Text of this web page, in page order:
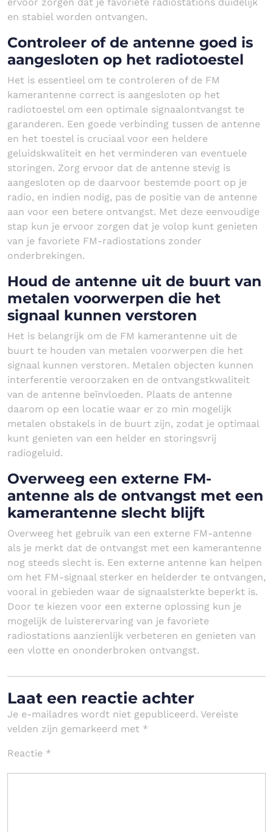
en stabiel worden ontvangen.
Controleer of de antenne goed is
aangesloten op het radiotoestel
Het is essentieel om te controleren of de FM
kamerantenne correct is aangesloten op het
radiotoestel om een optimale signaalontvangst te
garanderen. Een goede verbinding tussen de antenne
en het toestel is cruciaal voor een heldere
geluidskwaliteit en het verminderen van eventuele
storingen. Zorg ervoor dat de antenne stevig is
aangesloten op de daarvoor bestemde poort op je
radio, en indien nodig, pas de positie van de antenne
aan voor een betere ontvangst. Met deze eenvoudige
stap kun je ervoor zorgen dat je volop kunt genieten
van je favoriete FM-radiostations zonder
onderbrekingen.
Houd de antenne uit de buurt van
metalen voorwerpen die het
signaal kunnen verstoren
Het is belangrijk om de FM kamerantenne uit de
buurt te houden van metalen voorwerpen die het
signaal kunnen verstoren. Metalen objecten kunnen
interferentie veroorzaken en de ontvangstkwaliteit
van de antenne beïnvloeden. Plaats de antenne
daarom op een locatie waar er zo min mogelijk
metalen obstakels in de buurt zijn, zodat je optimaal
kunt genieten van een helder en storingsvrij
radiogeluid.
Overweeg een externe FM-
antenne als de ontvangst met een
kamerantenne slecht blijft
Overweeg het gebruik van een externe FM-antenne
als je merkt dat de ontvangst met een kamerantenne
nog steeds slecht is. Een externe antenne kan helpen
om het FM-signaal sterker en helderder te ontvangen,
vooral in gebieden waar de signaalsterkte beperkt is.
Door te kiezen voor een externe oplossing kun je
mogelijk de luisterervaring van je favoriete
radiostations aanzienlijk verbeteren en genieten van
een vlotte en ononderbroken ontvangst.
Laat een reactie achter
Je e-mailadres wordt niet gepubliceerd. Vereiste
velden zijn gemarkeerd met *
Reactie *